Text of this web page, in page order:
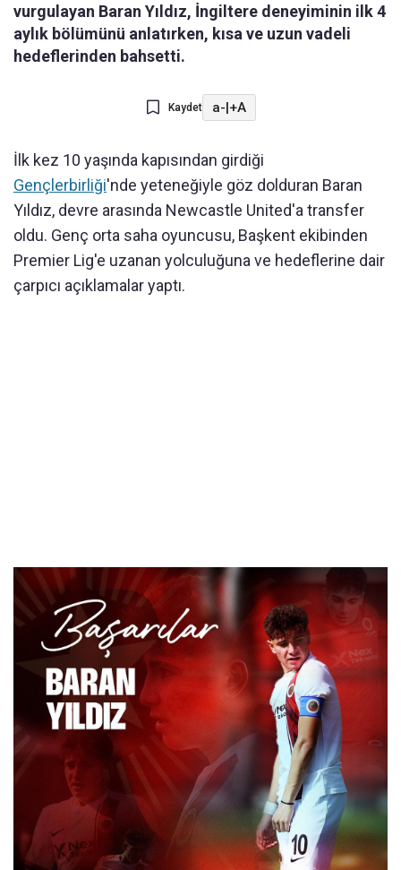
vurgulayan Baran Yıldız, İngiltere deneyiminin ilk 4
aylık bölümünü anlatırken, kısa ve uzun vadeli
hedeflerinden bahsetti.
Kaydet a-|+A
İlk kez 10 yaşında kapısından girdiği
Gençlerbirliği'nde yeteneğiyle göz dolduran Baran
Yıldız, devre arasında Newcastle United'a transfer
oldu. Genç orta saha oyuncusu, Başkent ekibinden
Premier Lig'e uzanan yolculuğuna ve hedeflerine dair
çarpıcı açıklamalar yaptı.